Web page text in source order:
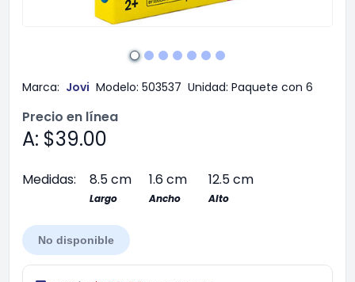
Marca: Jovi Modelo: 503537 Unidad: Paquete con 6
Precio en línea
A: $39.00
Medidas: 8.5 cm 1.6 cm 12.5 cm
Largo Ancho Alto
No disponible